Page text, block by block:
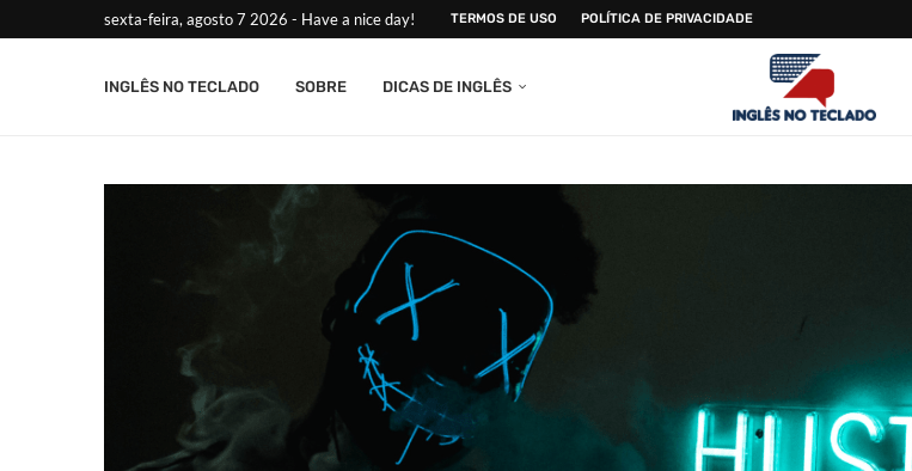
sexta-feira, agosto 7 2026 - Have a nice day! TERMOS DE USO POLÍTICA DE PRIVACIDADE
INGLÊS NO TECLADO SOBRE DICAS DE INGLÊS